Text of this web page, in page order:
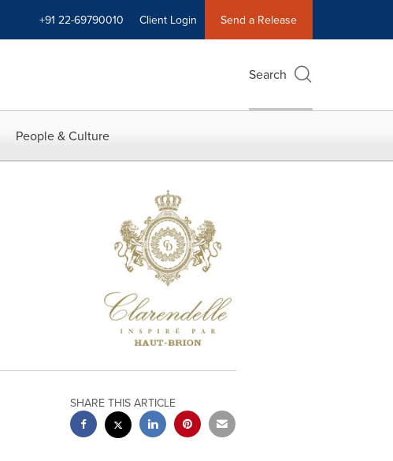
+91 22-69790010 Client Login Send a Release
Search
People & Culture
SHARE THIS ARTICLE